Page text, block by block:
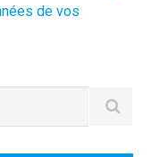
de vos